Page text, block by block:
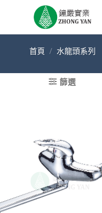
首頁 / 水龍頭系列
篩選